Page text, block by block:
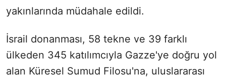
yakınlarında müdahale edildi.
İsrail donanması, 58 tekne ve 39 farklı
ülkeden 345 katılımcıyla Gazze'ye doğru yol
alan Küresel Sumud Filosu'na, uluslararası